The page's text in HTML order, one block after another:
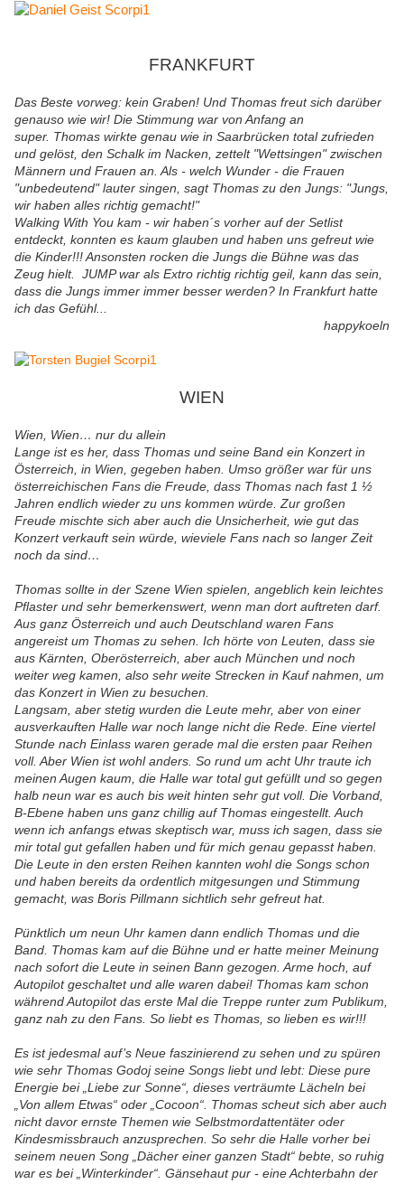
FRANKFURT
Das Beste vorweg: kein Graben! Und Thomas freut sich darüber
genauso wie wir! Die Stimmung war von Anfang an
super. Thomas wirkte genau wie in Saarbrücken total zufrieden
und gelöst, den Schalk im Nacken, zettelt "Wettsingen" zwischen
Männern und Frauen an. Als - welch Wunder - die Frauen
"unbedeutend" lauter singen, sagt Thomas zu den Jungs: "Jungs,
wir haben alles richtig gemacht!"
Walking With You kam - wir haben´s vorher auf der Setlist
entdeckt, konnten es kaum glauben und haben uns gefreut wie
die Kinder!!! Ansonsten rocken die Jungs die Bühne was das
Zeug hielt. JUMP war als Extro richtig richtig geil, kann das sein,
dass die Jungs immer immer besser werden? In Frankfurt hatte
ich das Gefühl...
happykoeln
WIEN
Wien, Wien… nur du allein
Lange ist es her, dass Thomas und seine Band ein Konzert in
Österreich, in Wien, gegeben haben. Umso größer war für uns
österreichischen Fans die Freude, dass Thomas nach fast 1 ½
Jahren endlich wieder zu uns kommen würde. Zur großen
Freude mischte sich aber auch die Unsicherheit, wie gut das
Konzert verkauft sein würde, wieviele Fans nach so langer Zeit
noch da sind…
Thomas sollte in der Szene Wien spielen, angeblich kein leichtes
Pflaster und sehr bemerkenswert, wenn man dort auftreten darf.
Aus ganz Österreich und auch Deutschland waren Fans
angereist um Thomas zu sehen. Ich hörte von Leuten, dass sie
aus Kärnten, Oberösterreich, aber auch München und noch
weiter weg kamen, also sehr weite Strecken in Kauf nahmen, um
das Konzert in Wien zu besuchen.
Langsam, aber stetig wurden die Leute mehr, aber von einer
ausverkauften Halle war noch lange nicht die Rede. Eine viertel
Stunde nach Einlass waren gerade mal die ersten paar Reihen
voll. Aber Wien ist wohl anders. So rund um acht Uhr traute ich
meinen Augen kaum, die Halle war total gut gefüllt und so gegen
halb neun war es auch bis weit hinten sehr gut voll. Die Vorband,
B-Ebene haben uns ganz chillig auf Thomas eingestellt. Auch
wenn ich anfangs etwas skeptisch war, muss ich sagen, dass sie
mir total gut gefallen haben und für mich genau gepasst haben.
Die Leute in den ersten Reihen kannten wohl die Songs schon
und haben bereits da ordentlich mitgesungen und Stimmung
gemacht, was Boris Pillmann sichtlich sehr gefreut hat.
Pünktlich um neun Uhr kamen dann endlich Thomas und die
Band. Thomas kam auf die Bühne und er hatte meiner Meinung
nach sofort die Leute in seinen Bann gezogen. Arme hoch, auf
Autopilot geschaltet und alle waren dabei! Thomas kam schon
während Autopilot das erste Mal die Treppe runter zum Publikum,
ganz nah zu den Fans. So liebt es Thomas, so lieben es wir!!!
Es ist jedesmal auf’s Neue faszinierend zu sehen und zu spüren
wie sehr Thomas Godoj seine Songs liebt und lebt: Diese pure
Energie bei „Liebe zur Sonne“, dieses verträumte Lächeln bei
„Von allem Etwas“ oder „Cocoon“. Thomas scheut sich aber auch
nicht davor ernste Themen wie Selbstmordattentäter oder
Kindesmissbrauch anzusprechen. So sehr die Halle vorher bei
seinem neuen Song „Dächer einer ganzen Stadt“ bebte, so ruhig
war es bei „Winterkinder“. Gänsehaut pur - eine Achterbahn der